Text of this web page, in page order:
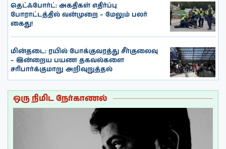
தெட்ஃபோர்ட்: அகதிகள் எதிர்ப்பு
போராட்டத்தில் வன்முறை – மேலும் பலர்
கைது!
மின்தடை: ரயில் போக்குவரத்து சீர்குலைவு
– இன்றைய பயண தகவல்களை
சரிபார்க்குமாறு அறிவுறுத்தல்
ஒரு நிமிட நேர்காணல்